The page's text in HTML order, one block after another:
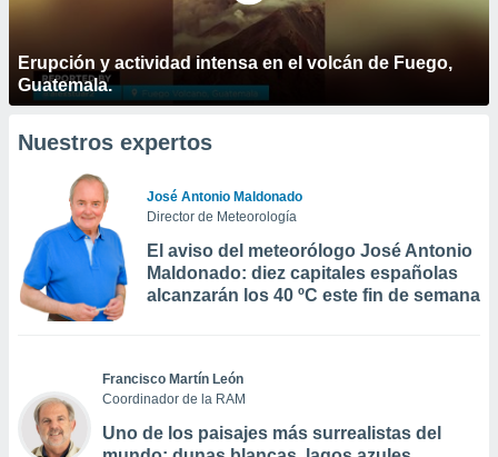
Erupción y actividad intensa en el volcán de Fuego,
Guatemala.
Nuestros expertos
José Antonio Maldonado
Director de Meteorología
El aviso del meteorólogo José Antonio
Maldonado: diez capitales españolas
alcanzarán los 40 ºC este fin de semana
Francisco Martín León
Coordinador de la RAM
Uno de los paisajes más surrealistas del